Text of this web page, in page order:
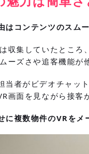
はコンテンツのスム
収集していたとこ
ーズさや追客機能が
当者がビデオチャッ
画面を見ながら接客
に複数物件のVRをメ